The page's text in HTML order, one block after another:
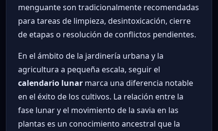
menguante son tradicionalmente recomendadas
para tareas de limpieza, desintoxicación, cierre
de etapas o resolución de conflictos pendientes.
En el ámbito de la jardinería urbana y la
agricultura a pequeña escala, seguir el
calendario lunar marca una diferencia notable
en el éxito de los cultivos. La relación entre la
fase lunar y el movimiento de la savia en las
plantas es un conocimiento ancestral que la